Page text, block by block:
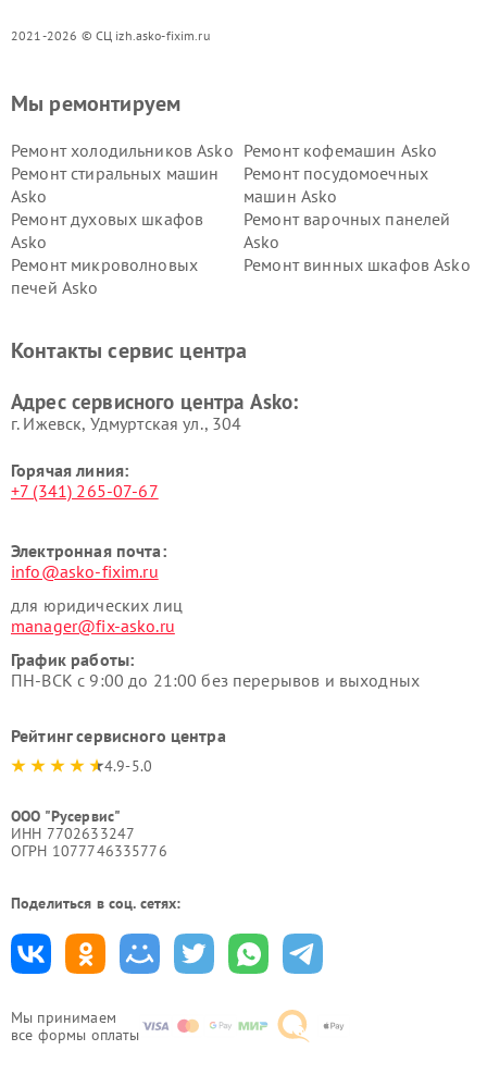
2021-2026 © СЦ izh.asko-fixim.ru
Мы принимаем
все формы оплаты
Мы ремонтируем
Ремонт холодильников Asko Ремонт кофемашин Asko
Ремонт стиральных машин
Asko
Ремонт посудомоечных
машин Asko
Ремонт духовых шкафов
Asko
Ремонт варочных панелей
Asko
Ремонт микроволновых
печей Asko
Ремонт винных шкафов Asko
Ремонт подогревателей
Ремонт промышленных
Asko
Контакты сервис центра
Адрес сервисного центра Asko:
г. Ижевск, Удмуртская ул., 304
Горячая линия:
+7 (341) 265-07-67
Электронная почта:
info@asko-fixim.ru
для юридических лиц
manager@fix-asko.ru
График работы:
ПН-ВСК с 9:00 до 21:00 без перерывов и выходных
Рейтинг сервисного центра
4.9-5.0
ООО "Русервис"
ИНН 7702633247
ОГРН 1077746335776
Поделиться в соц. сетях: